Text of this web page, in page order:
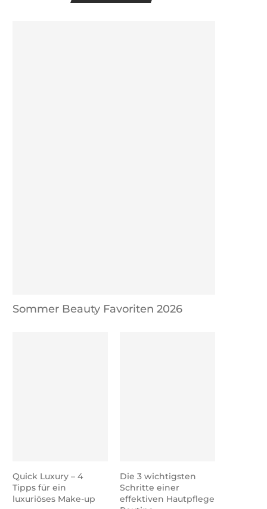
Sommer Beauty Favoriten 2026
Quick Luxury – 4
Tipps für ein
luxuriöses Make-up
Die 3 wichtigsten
Schritte einer
effektiven Hautpflege